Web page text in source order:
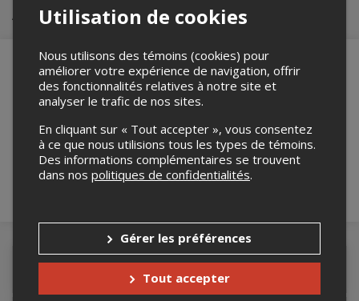
Achat de billets
Merci de confirmer que vous n'êtes pas un
Utilisation de cookies
Nous utilisons des témoins (cookies) pour
améliorer votre expérience de navigation, offrir
des fonctionnalités relatives à notre site et
analyser le trafic de nos sites.
En cliquant sur « Tout accepter », vous consentez
à ce que nous utilisions tous les types de témoins.
Des informations complémentaires se trouvent
dans nos politiques de confidentialités.
Gérer les préférences
Tout accepter